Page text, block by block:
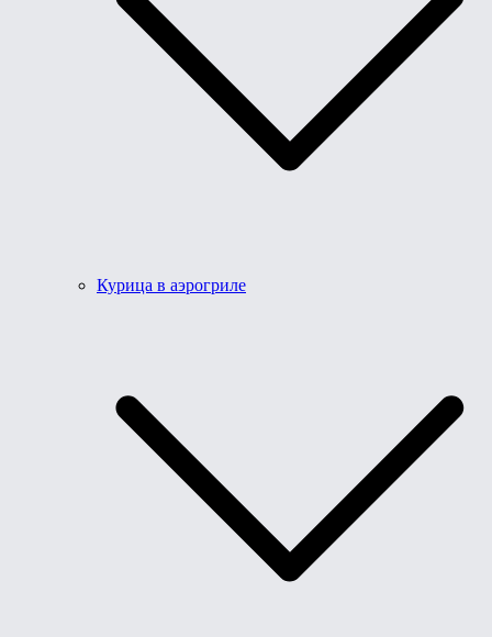
Курица в аэрогриле